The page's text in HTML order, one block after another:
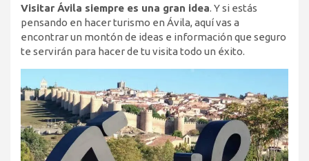
Visitar Ávila siempre es una gran idea. Y si estás
pensando en hacer turismo en Ávila, aquí vas a
encontrar un montón de ideas e información que seguro
te servirán para hacer de tu visita todo un éxito.